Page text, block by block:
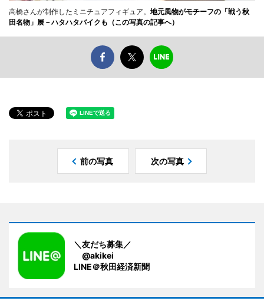
高橋さんが制作したミニチュアフィギュア。 地元風物がモチーフの「戦う秋
田名物」展－ハタハタバイクも（この写真の記事へ）
前の写真 次の写真
＼友だち募集／
@akikei
LINE＠秋田経済新聞